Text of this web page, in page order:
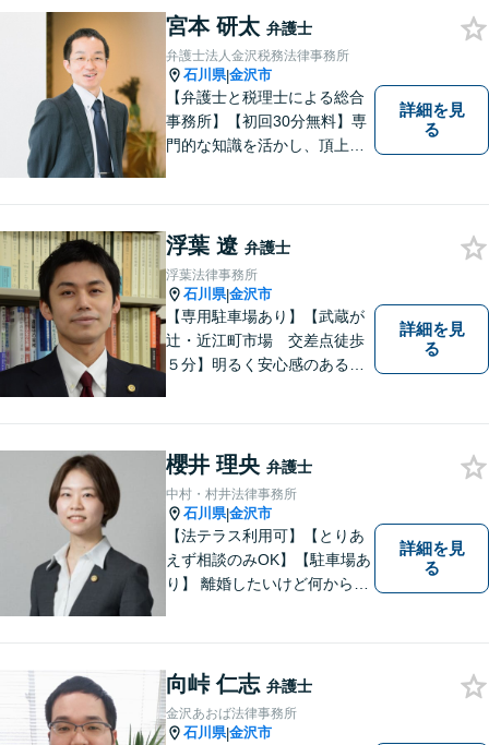
弁護士が介入することで賠償
金の大幅な増額が実現できる
ケースあり」【休日・夜間相
談可】
宮本 研太 弁護士
弁護士法人金沢税務法律事務所
石川県|金沢市
【弁護士と税理士による総合
事務所】【初回30分無料】専
門的な知識を活かし、頂上＝
ジあります。
詳細を見
る
浮葉 遼 弁護士
浮葉法律事務所
石川県|金沢市
【専用駐車場あり】【武蔵が
辻・近江町市場 交差点徒歩
５分】明るく安心感のある事
詳細を見
る
櫻井 理央 弁護士
中村・村井法律事務所
石川県|金沢市
【法テラス利用可】【とりあ
えず相談のみOK】【駐車場あ
り】 離婚したいけど何から始
詳細を見
る
向峠 仁志 弁護士
金沢あおば法律事務所
石川県|金沢市